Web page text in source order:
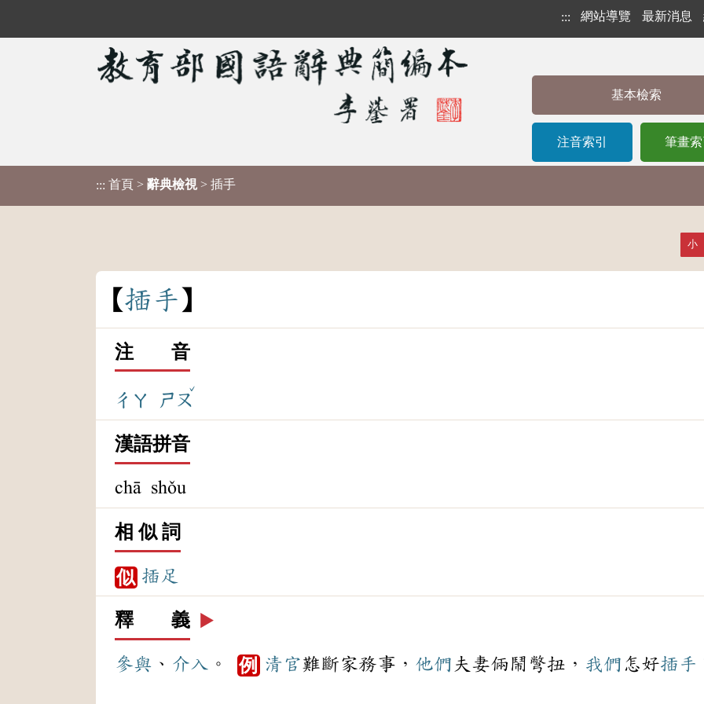
::: 網站導覽 最新消息
基本檢索
注音索引 筆畫
::: 首頁 > 辭典檢視 > 插手
小
插手
注 音
ㄔㄚ ㄕㄡ
ˇ
漢語拼音
chā shǒu
相 似 詞
似 插足
釋 義 ▶️
參與 、 介入 。 例 清官難斷家務事， 他們 夫妻倆鬧彆扭， 我們 怎好插手